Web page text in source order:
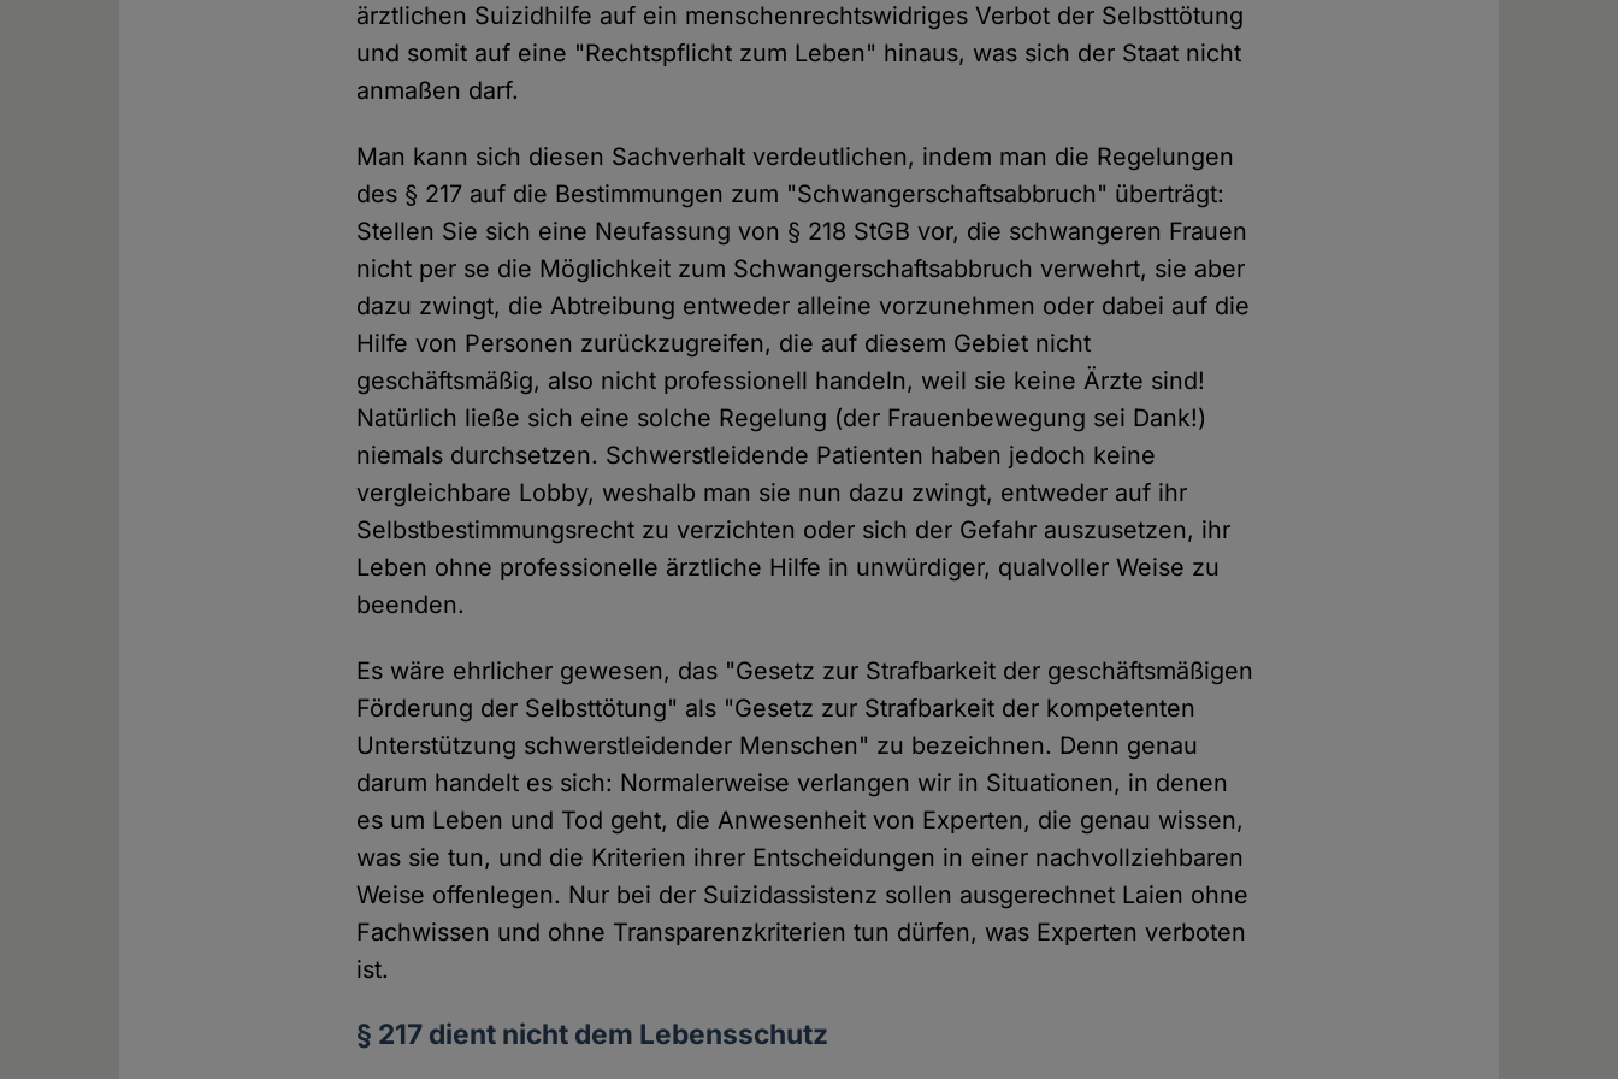
ärztlichen Suizidhilfe auf ein menschenrechtswidriges Verbot der Selbsttötung
und somit auf eine "Rechtspflicht zum Leben" hinaus, was sich der Staat nicht
anmaßen darf.
Man kann sich diesen Sachverhalt verdeutlichen, indem man die Regelungen
des § 217 auf die Bestimmungen zum "Schwangerschaftsabbruch" überträgt:
Stellen Sie sich eine Neufassung von § 218 StGB vor, die schwangeren Frauen
nicht per se die Möglichkeit zum Schwangerschaftsabbruch verwehrt, sie aber
dazu zwingt, die Abtreibung entweder alleine vorzunehmen oder dabei auf die
Hilfe von Personen zurückzugreifen, die auf diesem Gebiet nicht
geschäftsmäßig, also nicht professionell handeln, weil sie keine Ärzte sind!
Natürlich ließe sich eine solche Regelung (der Frauenbewegung sei Dank!)
niemals durchsetzen. Schwerstleidende Patienten haben jedoch keine
vergleichbare Lobby, weshalb man sie nun dazu zwingt, entweder auf ihr
Selbstbestimmungsrecht zu verzichten oder sich der Gefahr auszusetzen, ihr
Leben ohne professionelle ärztliche Hilfe in unwürdiger, qualvoller Weise zu
beenden.
Es wäre ehrlicher gewesen, das "Gesetz zur Strafbarkeit der geschäftsmäßigen
Förderung der Selbsttötung" als "Gesetz zur Strafbarkeit der kompetenten
Unterstützung schwerstleidender Menschen" zu bezeichnen. Denn genau
darum handelt es sich: Normalerweise verlangen wir in Situationen, in denen
es um Leben und Tod geht, die Anwesenheit von Experten, die genau wissen,
was sie tun, und die Kriterien ihrer Entscheidungen in einer nachvollziehbaren
Weise offenlegen. Nur bei der Suizidassistenz sollen ausgerechnet Laien ohne
Fachwissen und ohne Transparenzkriterien tun dürfen, was Experten verboten
ist.
§ 217 dient nicht dem Lebensschutz